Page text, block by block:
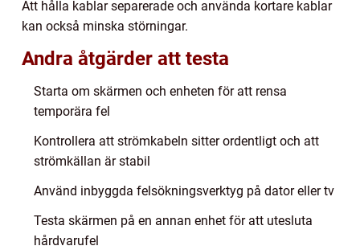
Att hålla kablar separerade och använda kortare kablar
kan också minska störningar.
Andra åtgärder att testa
Starta om skärmen och enheten för att rensa
temporära fel
Kontrollera att strömkabeln sitter ordentligt och att
strömkällan är stabil
Använd inbyggda felsökningsverktyg på dator eller tv
Testa skärmen på en annan enhet för att utesluta
hårdvarufel